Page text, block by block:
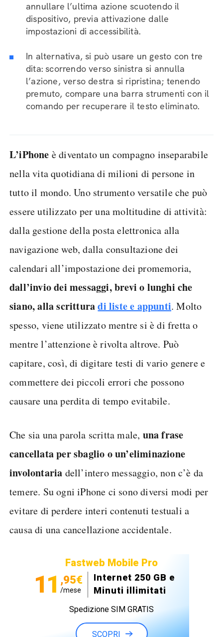
annullare l’ultima azione scuotendo il
dispositivo, previa attivazione dalle
impostazioni di accessibilità.
In alternativa, si può usare un gesto con tre
dita: scorrendo verso sinistra si annulla
l’azione, verso destra si ripristina; tenendo
premuto, compare una barra strumenti con il
comando per recuperare il testo eliminato.
L’iPhone è diventato un compagno inseparabile
nella vita quotidiana di milioni di persone in
tutto il mondo. Uno strumento versatile che può
essere utilizzato per una moltitudine di attività:
dalla gestione della posta elettronica alla
navigazione web, dalla consultazione dei
calendari all’impostazione dei promemoria,
dall’invio dei messaggi, brevi o lunghi che
siano, alla scritturadi liste e appunti. Molto
spesso, viene utilizzato mentre si è di fretta o
mentre l’attenzione è rivolta altrove. Può
capitare, così, di digitare testi di vario genere e
commettere dei piccoli errori che possono
causare una perdita di tempo evitabile.
Che sia una parola scritta male, una frase
cancellata per sbaglio o un’eliminazione
involontaria dell’intero messaggio, non c’è da
temere. Su ogni iPhone ci sono diversi modi per
evitare di perdere interi contenuti testuali a
causa di una cancellazione accidentale.
Fastweb Mobile Pro
11 ,95€
/mese
Internet 250 GB e
Minuti illimitati
Spedizione SIM GRATIS
SCOPRI